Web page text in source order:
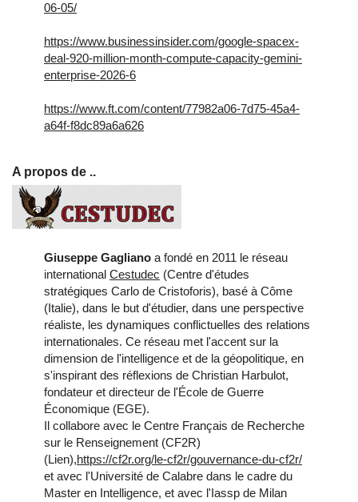
06-05/
https://www.businessinsider.com/google-spacex-
deal-920-million-month-compute-capacity-gemini-
enterprise-2026-6
https://www.ft.com/content/77982a06-7d75-45a4-
a64f-f8dc89a6a626
A propos de ..
Giuseppe Gagliano a fondé en 2011 le réseau
international Cestudec (Centre d'études
stratégiques Carlo de Cristoforis), basé à Côme
(Italie), dans le but d'étudier, dans une perspective
réaliste, les dynamiques conflictuelles des relations
internationales. Ce réseau met l'accent sur la
dimension de l'intelligence et de la géopolitique, en
s'inspirant des réflexions de Christian Harbulot,
fondateur et directeur de l'École de Guerre
Économique (EGE).
Il collabore avec le Centre Français de Recherche
sur le Renseignement (CF2R)
(Lien),https://cf2r.org/le-cf2r/gouvernance-du-cf2r/
et avec l'Université de Calabre dans le cadre du
Master en Intelligence, et avec l'Iassp de Milan